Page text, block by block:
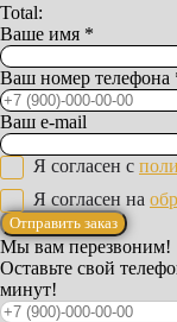
Total:
Ваше имя *
Ваш номер телефона
Ваш e-mail
Я согласен с
Я согласен на
Отправить заказ
Мы вам перезвоним!
Оставьте свой
минут!